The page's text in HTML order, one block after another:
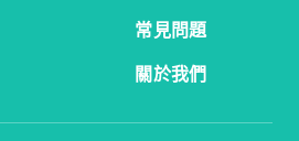
常見問題
關於我們